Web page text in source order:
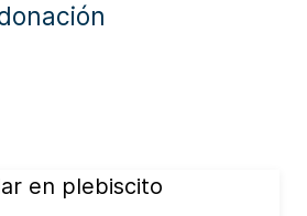
en plebiscito